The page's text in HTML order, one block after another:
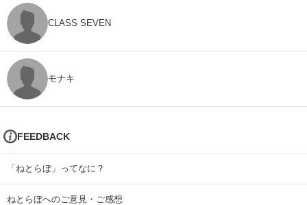
CLASS SEVEN
モナキ
FEEDBACK
「ねとらぼ」ってなに？
ねとらぼへのご意見・ご感想